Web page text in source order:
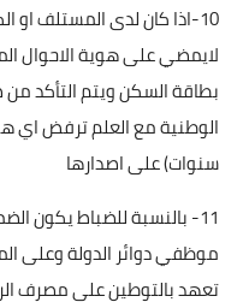
10-اذا كان لدى المستلف او
بطاقة السكن ويتم التأكد
سنوات) على اصدارها
11- بالنسبة للضباط يكون
موظفي دوائر الدولة وعلى
تعهد بالتوطين على مصرف